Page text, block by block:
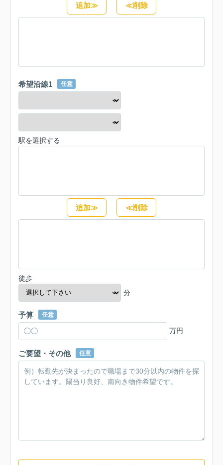
追加≫ ≪削除
希望沿線1 任意
駅を選択する
追加≫ ≪削除
徒歩
分
予算 任意
万円
ご要望・その他 任意